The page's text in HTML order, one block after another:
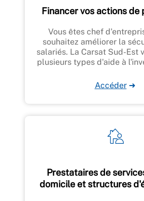
Financer vos actions de
Vous êtes chef
souhaitez améliorer la
salariés. La Carsat Sud-Est
plusieurs types d'aide à
Accéder ➜
Prestataires de
domicile et structures